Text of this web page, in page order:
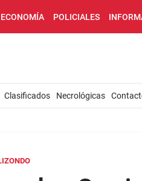
POLICIALES
Clasificados Necrológicas